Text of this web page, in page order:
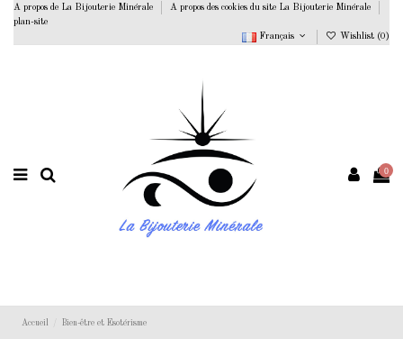
A propos de La Bijouterie Minérale
A propos des cookies du site La Bijouterie Minérale
plan-site
Français
Wishlist (0 )
0
Accueil Bien-être et Esotérisme